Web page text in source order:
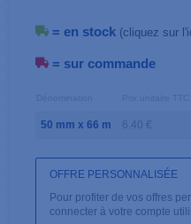
= en stock (cliquez sur
= sur commande
50 mm x 66 m 6.40 €
OFFRE PERSONNALISÉE
Pour profiter de vos offres
connecter à votre compte